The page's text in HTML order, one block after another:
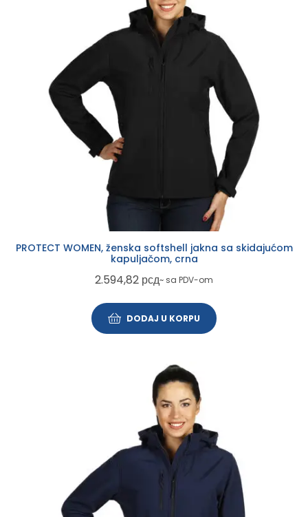
PROTECT WOMEN, ženska softshell jakna sa skidajućom
kapuljačom, crna
2.594,82 рсд~ sa PDV-om
DODAJ U KORPU